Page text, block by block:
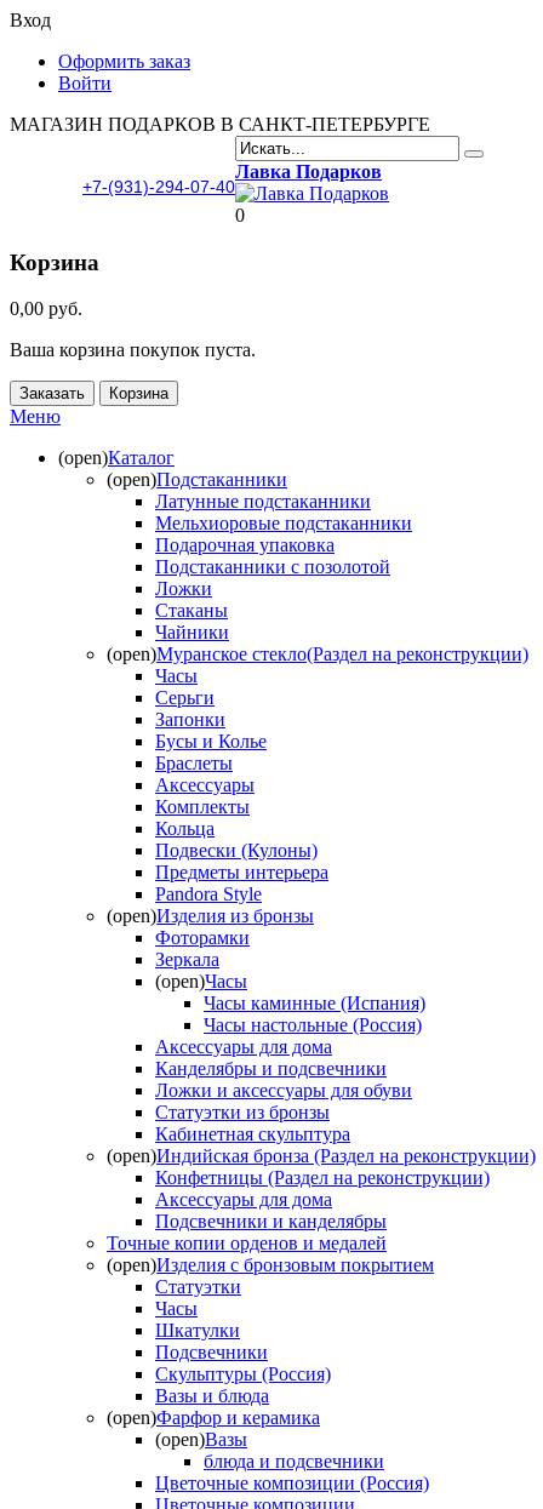
Вход
Оформить заказ
Войти
МАГАЗИН ПОДАРКОВ В САНКТ-ПЕТЕРБУРГЕ
+7-(931)-294-07-40
Лавка Подарков
0
Корзина
0,00 руб.
Ваша корзина покупок пуста.
Заказать Корзина
Меню
(open)Каталог
(open)Подстаканники
Латунные подстаканники
Мельхиоровые подстаканники
Подарочная упаковка
Подстаканники с позолотой
Ложки
Стаканы
Чайники
(open)Муранское стекло(Раздел на реконструкции)
Часы
Серьги
Запонки
Бусы и Колье
Браслеты
Аксессуары
Комплекты
Кольца
Подвески (Кулоны)
Предметы интерьера
Pandora Style
(open)Изделия из бронзы
Фоторамки
Зеркала
(open)Часы
Часы каминные (Испания)
Часы настольные (Россия)
Аксессуары для дома
Канделябры и подсвечники
Ложки и аксессуары для обуви
Статуэтки из бронзы
Кабинетная скульптура
(open)Индийская бронза (Раздел на реконструкции)
Конфетницы (Раздел на реконструкции)
Аксессуары для дома
Подсвечники и канделябры
Точные копии орденов и медалей
(open)Изделия с бронзовым покрытием
Статуэтки
Часы
Шкатулки
Подсвечники
Скульптуры (Россия)
Вазы и блюда
(open)Фарфор и керамика
(open)Вазы
блюда и подсвечники
Цветочные композиции (Россия)